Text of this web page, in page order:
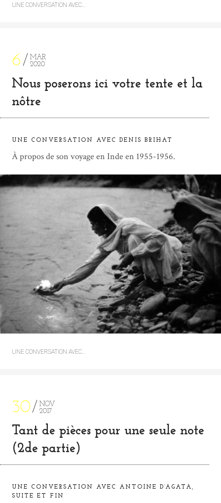
UNE CONVERSATION AVEC…
6
MAR
2020
Nous poserons ici votre tente et la
nôtre
UNE CONVERSATION AVEC DENIS BRIHAT
À propos de son voyage en Inde en 1955-1956.
UNE CONVERSATION AVEC…
30
NOV
2017
Tant de pièces pour une seule note
(2de partie)
UNE CONVERSATION AVEC ANTOINE D’AGATA,
SUITE ET FIN